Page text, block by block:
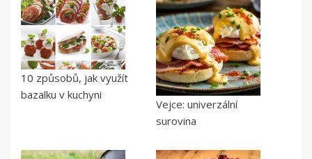
10 způsobů, jak využít
bazalku v kuchyni
Vejce: univerzální
surovina